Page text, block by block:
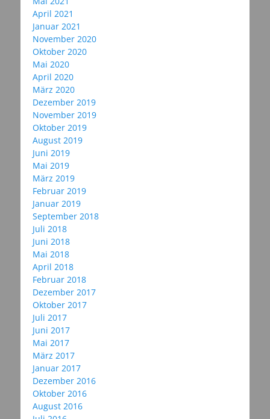
April 2021
Januar 2021
November 2020
Oktober 2020
Mai 2020
April 2020
März 2020
Dezember 2019
November 2019
Oktober 2019
August 2019
Juni 2019
Mai 2019
März 2019
Februar 2019
Januar 2019
September 2018
Juli 2018
Juni 2018
Mai 2018
April 2018
Februar 2018
Dezember 2017
Oktober 2017
Juli 2017
Juni 2017
Mai 2017
März 2017
Januar 2017
Dezember 2016
Oktober 2016
August 2016